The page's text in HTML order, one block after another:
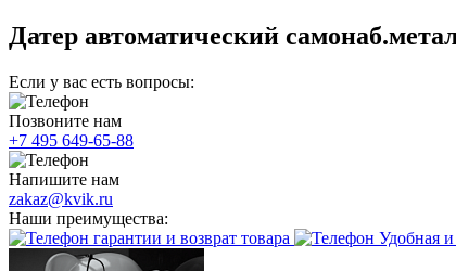
Датер автоматический
Если у вас есть вопросы:
Позвоните нам
+7 495 649-65-88
Напишите нам
zakaz@kvik.ru
Наши преимущества:
гарантии и возврат товара
Удобная и